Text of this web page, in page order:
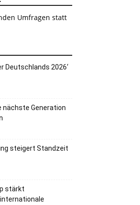
Umfragen statt
Deutschlands 2026‘
nächste Generation
steigert Standzeit
stärkt